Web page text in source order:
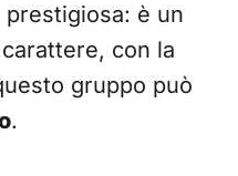
è un
con la
gruppo può
.